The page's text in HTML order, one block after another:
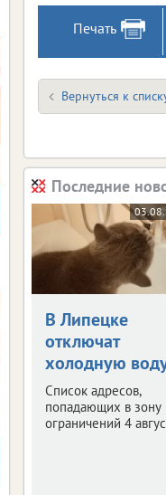
Печать
Вернуться к
Последние
В Липецке
отключат
холодную
Список адресов,
попадающих в зону
ограничений 4